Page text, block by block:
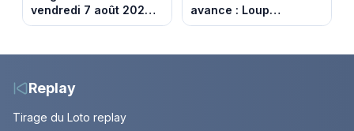
vendredi 7 août 2026 :
notre sélection pour
avance : Loup
découvre la trahison
10 août 2026 (spoiler)
Replay
Tirage du Loto replay